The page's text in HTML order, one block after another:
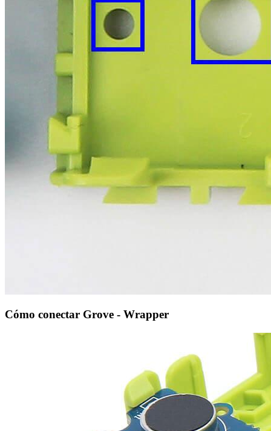
Cómo conectar Grove - Wrapper